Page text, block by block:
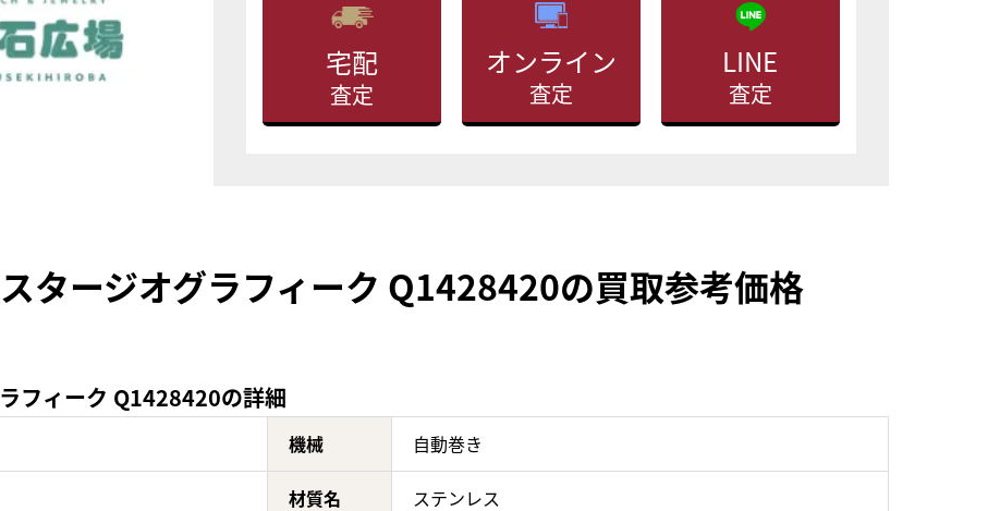
宅配
査定
オンライン
査定
LINE
査定
タージオグラフィーク Q1428420の買取参考価格
フィーク Q1428420の詳細
機械 自動巻き
材質名 ステンレス